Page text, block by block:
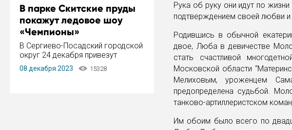
В парке Скитские пруды
покажут ледовое шоу
«Чемпионы»
В Сергиево-Посадский городской
округ 24 декабря привезут
ледовый тур «Чемпионы»
заслуженного мастера спорта,
08 декабря 2023 15328
Рука об руку они идут по
подтверждением своей любви и
Родившись в обычной
двое, Люба в девичестве
стать счастливой
Московской области
Мелиховым, уроженцем
предопределена судьбой.
танково-артиллеристском
Им обоим было всего по